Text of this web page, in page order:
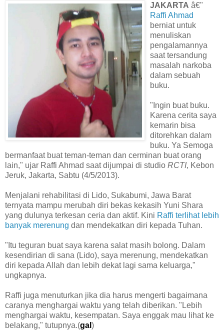
JAKARTA â€"
Raffi Ahmad
berniat untuk
menuliskan
pengalamannya
saat tersandung
masalah narkoba
dalam sebuah
buku.
"Ingin buat buku.
Karena cerita saya
kemarin bisa
ditorehkan dalam
buku. Ya Semoga
bermanfaat buat teman-teman dan cerminan buat orang
lain," ujar Raffi Ahmad saat dijumpai di studio RCTI, Kebon
Jeruk, Jakarta, Sabtu (4/5/2013).
Menjalani rehabilitasi di Lido, Sukabumi, Jawa Barat
ternyata mampu merubah diri bekas kekasih Yuni Shara
yang dulunya terkesan ceria dan aktif. Kini Raffi terlihat lebih
banyak merenung dan mendekatkan diri kepada Tuhan.
"Itu teguran buat saya karena salat masih bolong. Dalam
kesendirian di sana (Lido), saya merenung, mendekatkan
diri kepada Allah dan lebih dekat lagi sama keluarga,"
ungkapnya.
Raffi juga menuturkan jika dia harus mengerti bagaimana
caranya menghargai waktu yang telah diberikan. "Lebih
menghargai waktu, kesempatan. Saya enggak mau lihat ke
belakang," tutupnya.(gal )